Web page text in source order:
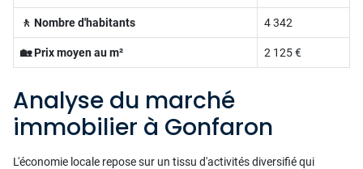
🚶 Nombre d'habitants 4 342
🏡 Prix moyen au m² 2 125 €
Analyse du marché
immobilier à Gonfaron
L'économie locale repose sur un tissu d'activités diversifié qui